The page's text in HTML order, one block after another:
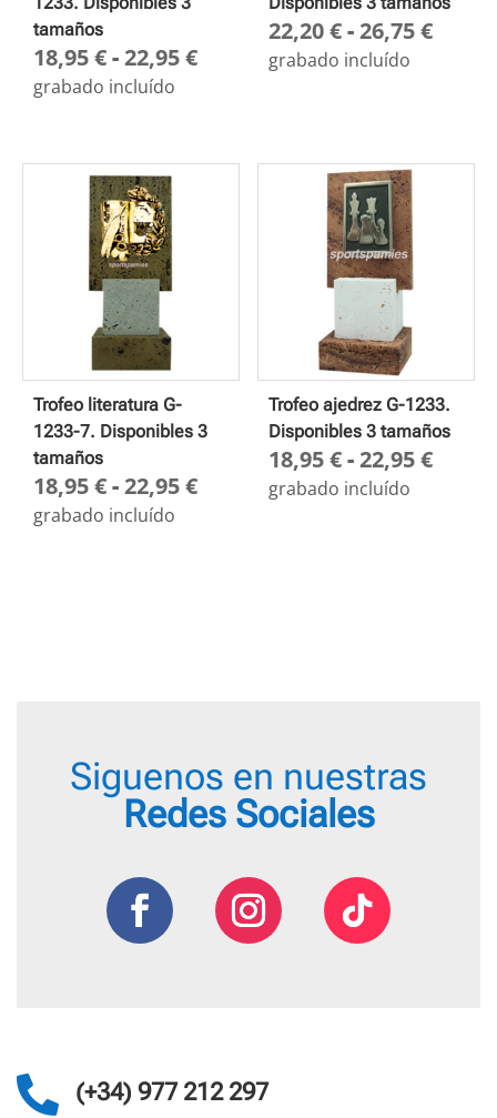
tamaños
18,95€-22,95€Rango
18,95 €
grabado incluído
22,20€-26,75€
hasta
grabado incluído
Trofeo literatura G-
1233-7. Disponibles 3
tamaños
18,95€-22,95€Rango
grabado incluído
Trofeo ajedrez G-1233.
Disponibles 3 tamaños
18,95€-22,95€
grabado incluído
Siguenos en nuestras
Redes Sociales
 (+34) 977 212 297